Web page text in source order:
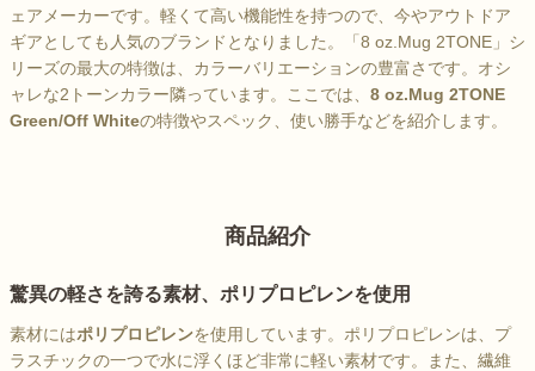
ェアメーカーです。軽くて高い機能性を持つので、今やアウトドア
ギアとしても人気のブランドとなりました。「8 oz.Mug 2TONE」シ
リーズの最大の特徴は、カラーバリエーションの豊富さです。オシ
ャレな2トーンカラー隣っています。ここでは、 8 oz.Mug 2TONE
Green/Off Whiteの特徴やスペック、使い勝手などを紹介します。
商品紹介
驚異の軽さを誇る素材、ポリプロピレンを使用
素材にはポリプロピレンを使用しています。ポリプロピレンは、プ
ラスチックの一つで水に浮くほど非常に軽い素材です。また、繊維